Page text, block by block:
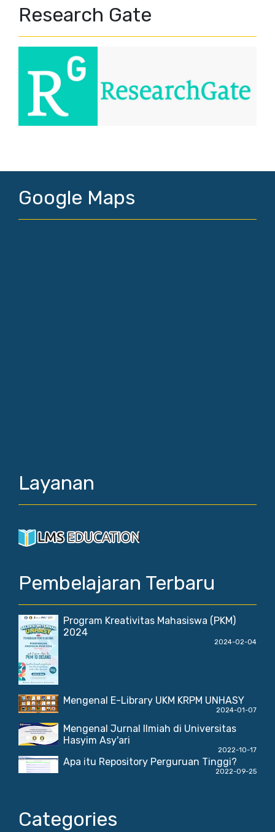
Research Gate
Google Maps
Layanan
Pembelajaran Terbaru
Program Kreativitas Mahasiswa (PKM)
2024
2024-02-04
Mengenal E-Library UKM KRPM UNHASY
2024-01-07
Mengenal Jurnal Ilmiah di Universitas
Hasyim Asy'ari
2022-10-17
Apa itu Repository Perguruan Tinggi?
2022-09-25
Categories